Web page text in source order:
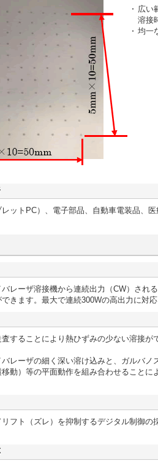
広い
溶接
均一
ットPC）、電子部品、自動車電装品、
レーザ溶接機から連続出力（CW）され
きます。最大で連続300Wの高出力に対応
することにより熱ひずみの少ない溶接が
レーザの細く深い溶け込みと、ガルバノ
移動）等の平面動作を組み合わせること
フト（ズレ）を抑制するデジタル制御の